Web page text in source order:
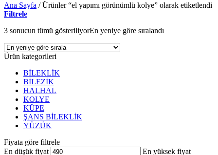
Ana Sayfa /Ürünler “el yapımı görünümlü kolye” olarak etiketlendi
Filtrele
3 sonucun tümü gösteriliyorEn yeniye göre sıralandı
Ürün kategorileri
BİLEKLİK
BİLEZİK
HALHAL
KOLYE
KÜPE
ŞANS BİLEKLİK
YÜZÜK
Fiyata göre filtrele
En düşük fiyat
En yüksek fiyat